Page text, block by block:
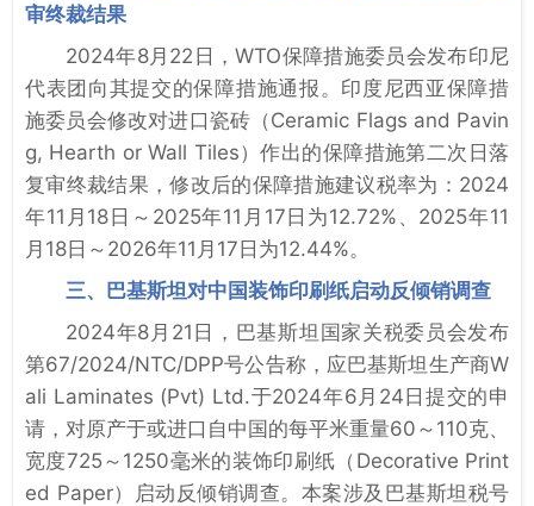
审终裁结果
2024年8月22日，WTO保障措施委员会发布印尼
代表团向其提交的保障措施通报。印度尼西亚保障措
施委员会修改对进口瓷砖（Ceramic Flags and Pavin
g, Hearth or Wall Tiles）作出的保障措施第二次日落
复审终裁结果，修改后的保障措施建议税率为：2024
年11月18日～2025年11月17日为12.72%、2025年11
月18日～2026年11月17日为12.44%。
三、巴基斯坦对中国装饰印刷纸启动反倾销调查
2024年8月21日，巴基斯坦国家关税委员会发布
第67/2024/NTC/DPP号公告称，应巴基斯坦生产商W
ali Laminates (Pvt) Ltd.于2024年6月24日提交的申
请，对原产于或进口自中国的每平米重量60～110克、
宽度725～1250毫米的装饰印刷纸（Decorative Print
ed Paper）启动反倾销调查。本案涉及巴基斯坦税号